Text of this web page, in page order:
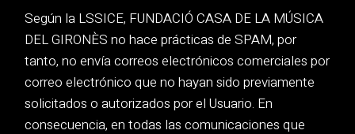
Según la LSSICE, FUNDACIÓ CASA DE LA MÚSICA
DEL GIRONÈS no hace prácticas de SPAM, por
tanto, no envía correos electrónicos comerciales por
correo electrónico que no hayan sido previamente
solicitados o autorizados por el Usuario. En
consecuencia, en todas las comunicaciones que